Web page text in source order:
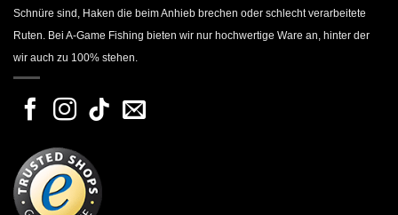
Schnüre sind, Haken die beim Anhieb brechen oder schlecht verarbeitete
Ruten. Bei A-Game Fishing bieten wir nur hochwertige Ware an, hinter der
wir auch zu 100% stehen.